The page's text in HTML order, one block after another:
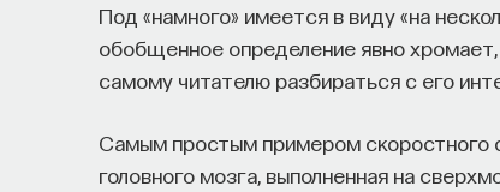
Под «намного» имеется в виду «на
обобщенное определение явно
самому читателю разбираться с его
Самым простым примером скоростного
головного мозга, выполненная на